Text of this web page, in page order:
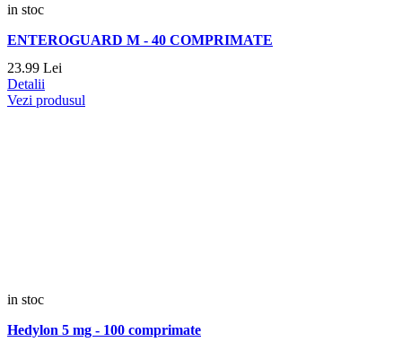
in stoc
ENTEROGUARD M - 40 COMPRIMATE
23.99 Lei
Detalii
Vezi produsul
in stoc
Hedylon 5 mg - 100 comprimate